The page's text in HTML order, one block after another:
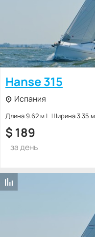
Hanse 315
Испания
Длина 9.62 м Ширина 3.35 м
$ 189
за день